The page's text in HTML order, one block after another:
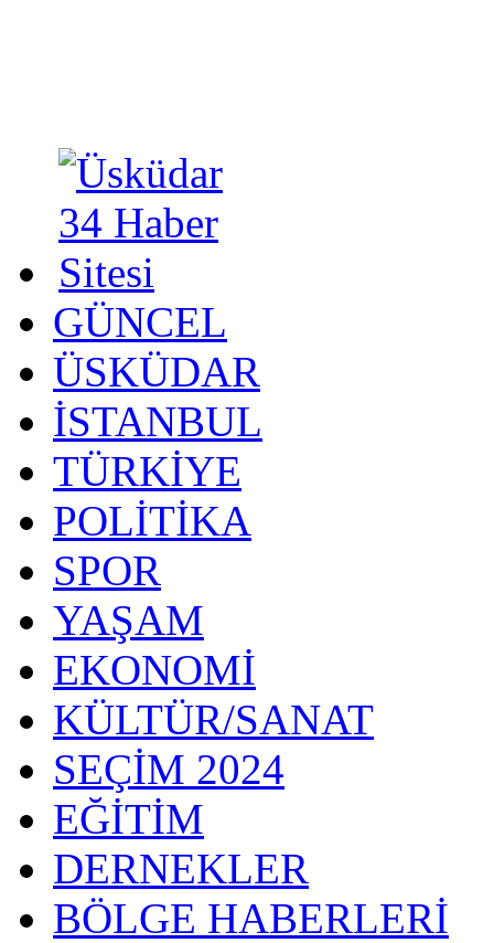
GÜNCEL
ÜSKÜDAR
İSTANBUL
TÜRKİYE
POLİTİKA
SPOR
YAŞAM
EKONOMİ
KÜLTÜR/SANAT
SEÇİM 2024
EĞİTİM
DERNEKLER
BÖLGE HABERLERİ